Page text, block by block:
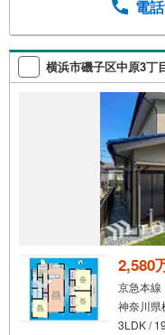
電
横浜市磯子区中原3丁
2,580
京急本
神奈川県
3LDK /